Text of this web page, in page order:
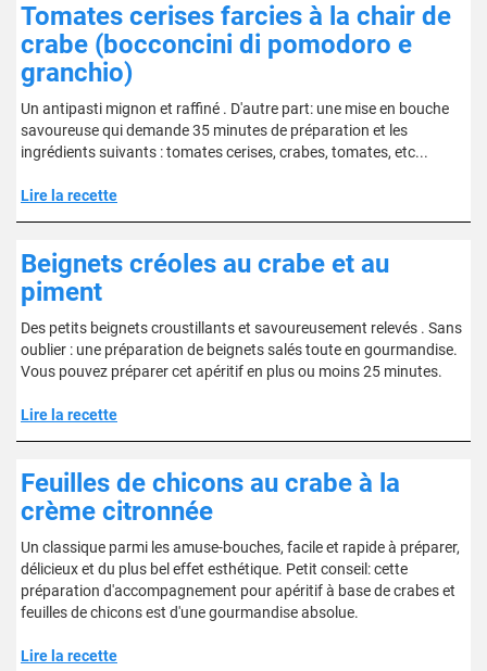
Tomates cerises farcies à la chair de
crabe (bocconcini di pomodoro e
granchio)
Un antipasti mignon et raffiné . D'autre part: une mise en bouche
savoureuse qui demande 35 minutes de préparation et les
ingrédients suivants : tomates cerises, crabes, tomates, etc...
Lire la recette
Beignets créoles au crabe et au
piment
Des petits beignets croustillants et savoureusement relevés . Sans
oublier : une préparation de beignets salés toute en gourmandise.
Vous pouvez préparer cet apéritif en plus ou moins 25 minutes.
Lire la recette
Feuilles de chicons au crabe à la
crème citronnée
Un classique parmi les amuse-bouches, facile et rapide à préparer,
délicieux et du plus bel effet esthétique. Petit conseil: cette
préparation d'accompagnement pour apéritif à base de crabes et
feuilles de chicons est d'une gourmandise absolue.
Lire la recette